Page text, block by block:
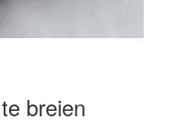
breien